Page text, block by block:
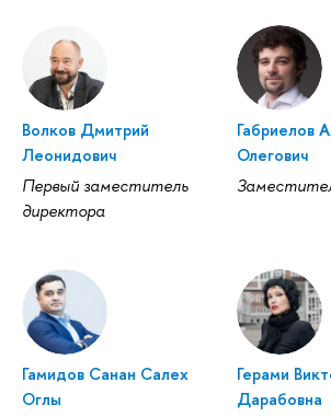
Волков Дмитрий
Леонидович
Первый заместитель
директора
Габриелов
Олегович
Гамидов Санан Салех
Оглы
Герами
Дарабовна